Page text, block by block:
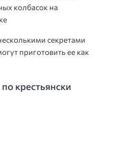
колбасок на
секретами
приготовить ее как
крестьянски